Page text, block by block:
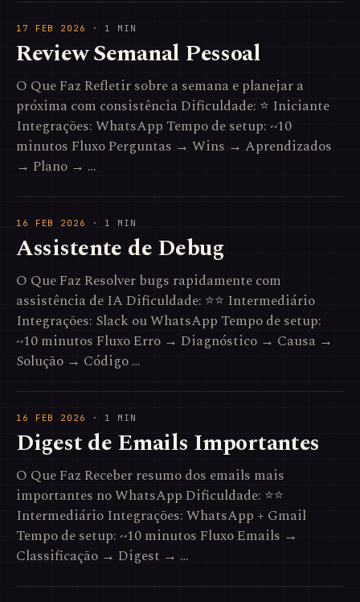
17 FEB 2026 · 1 MIN
Review Semanal Pessoal
O Que Faz Refletir sobre a semana e planejar a
próxima com consistência Dificuldade: ⭐ Iniciante
Integrações: WhatsApp Tempo de setup: ~10
minutos Fluxo Perguntas → Wins → Aprendizados
→ Plano → …
16 FEB 2026 · 1 MIN
Assistente de Debug
O Que Faz Resolver bugs rapidamente com
assistência de IA Dificuldade: ⭐⭐ Intermediário
Integrações: Slack ou WhatsApp Tempo de setup:
~10 minutos Fluxo Erro → Diagnóstico → Causa →
Solução → Código …
16 FEB 2026 · 1 MIN
Digest de Emails Importantes
O Que Faz Receber resumo dos emails mais
importantes no WhatsApp Dificuldade: ⭐⭐
Intermediário Integrações: WhatsApp + Gmail
Tempo de setup: ~10 minutos Fluxo Emails →
Classificação → Digest → …